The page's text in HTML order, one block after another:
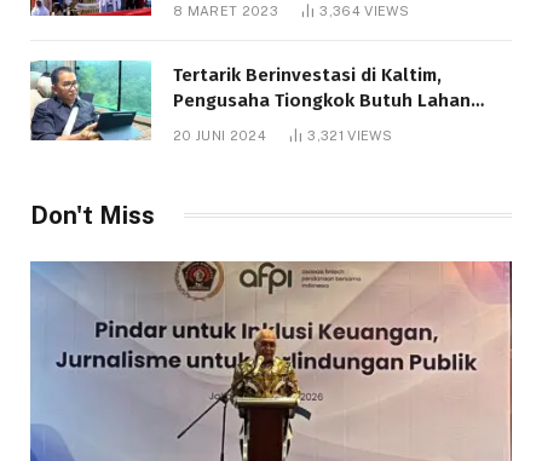
8 MARET 2023 3,364VIEWS
Tertarik Berinvestasi di Kaltim,
Pengusaha Tiongkok Butuh Lahan
20 JUNI 2024 3,321VIEWS
Don't Miss